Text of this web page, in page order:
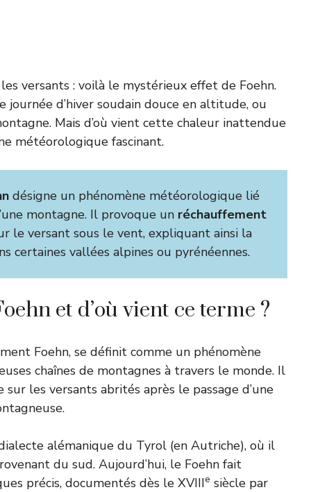
versants : voilà le mystérieux effet de Foehn.
journée d’hiver soudain douce en altitude, ou
Mais d’où vient cette chaleur inattendue
météorologique fascinant.
désigne un phénomène météorologique lié
montagne. Il provoque un réchauffement
le versant sous le vent, expliquant ainsi la
certaines vallées alpines ou pyrénéennes.
et d’où vient ce terme ?
Foehn, se définit comme un phénomène
chaînes de montagnes à travers le monde. Il
sur les versants abrités après le passage d’une
alémanique du Tyrol (en Autriche), où il
du sud. Aujourd’hui, le Foehn fait
précis, documentés dès le XVIIIe siècle par